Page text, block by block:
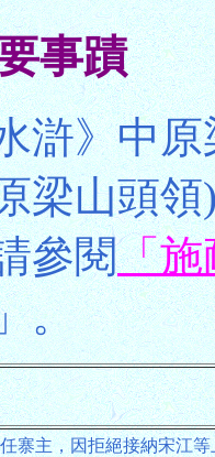
事蹟
滸》中
梁山頭
參閱「施
。
寨主，因拒絕接納宋江